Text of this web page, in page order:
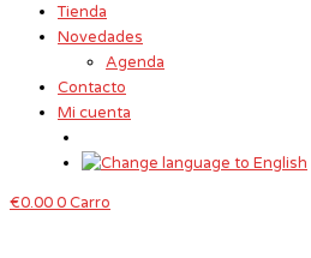
Tienda
Novedades
Agenda
Contacto
Mi cuenta
€0.000Carro